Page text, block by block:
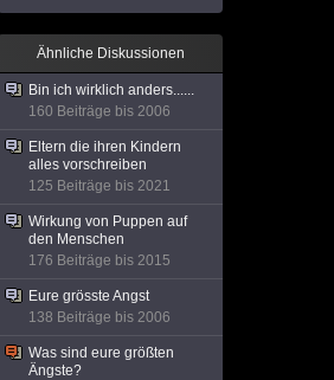
Ähnliche Diskussionen
Bin ich wirklich anders......
160 Beiträge bis 2006
Eltern die ihren Kindern
alles vorschreiben
125 Beiträge bis 2021
Wirkung von Puppen auf
den Menschen
176 Beiträge bis 2015
Eure grösste Angst
138 Beiträge bis 2006
Was sind eure größten
Ängste?